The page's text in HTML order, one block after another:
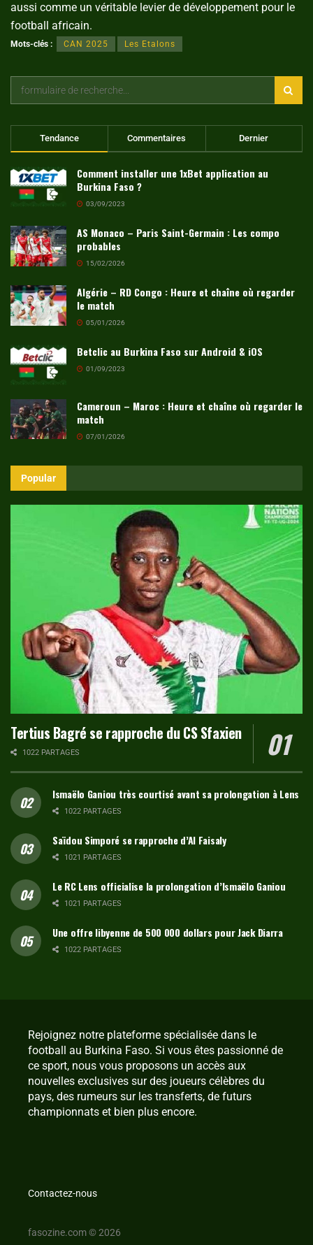
aussi comme un véritable levier de développement pour le
football africain.
Mots-clés : CAN 2025 Les Etalons
Tendance Commentaires Dernier
Comment installer une 1xBet application au
Burkina Faso ?
03/09/2023
AS Monaco – Paris Saint-Germain : Les compo
probables
15/02/2026
Algérie – RD Congo : Heure et chaîne où regarder
le match
05/01/2026
Betclic au Burkina Faso sur Android & iOS
01/09/2023
Cameroun – Maroc : Heure et chaîne où regarder le
match
07/01/2026
Popular
Tertius Bagré se rapproche du CS Sfaxien
1022 PARTAGES
Ismaëlo Ganiou très courtisé avant sa prolongation à Lens
1022 PARTAGES
Saïdou Simporé se rapproche d’Al Faisaly
1021 PARTAGES
Le RC Lens officialise la prolongation d’Ismaëlo Ganiou
1021 PARTAGES
Une offre libyenne de 500 000 dollars pour Jack Diarra
1022 PARTAGES
Rejoignez notre plateforme spécialisée dans le
football au Burkina Faso. Si vous êtes passionné de
ce sport, nous vous proposons un accès aux
nouvelles exclusives sur des joueurs célèbres du
pays, des rumeurs sur les transferts, de futurs
championnats et bien plus encore.
Contactez-nous
fasozine.com © 2026